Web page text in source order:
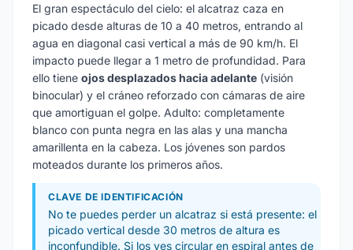
El gran espectáculo del cielo: el alcatraz caza en
picado desde alturas de 10 a 40 metros, entrando al
agua en diagonal casi vertical a más de 90 km/h. El
impacto puede llegar a 1 metro de profundidad. Para
ello tiene ojos desplazados hacia adelante (visión
binocular) y el cráneo reforzado con cámaras de aire
que amortiguan el golpe. Adulto: completamente
blanco con punta negra en las alas y una mancha
amarillenta en la cabeza. Los jóvenes son pardos
moteados durante los primeros años.
CLAVE DE IDENTIFICACIÓN
No te puedes perder un alcatraz si está presente: el
picado vertical desde 30 metros de altura es
inconfundible. Si los ves circular en espiral antes de